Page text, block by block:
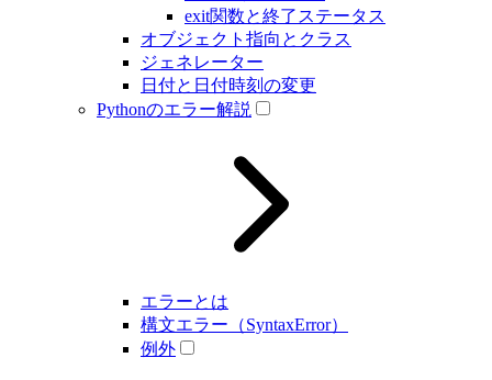
exit関数と終了ステータス
オブジェクト指向とクラス
ジェネレーター
日付と日付時刻の変更
Pythonのエラー解説
エラーとは
構文エラー（SyntaxError）
例外